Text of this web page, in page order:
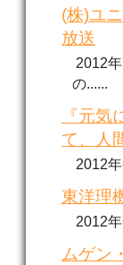
(株)ユ
放送
2012
の......
『元
て、人
2012
東洋理
2012
ムゲン